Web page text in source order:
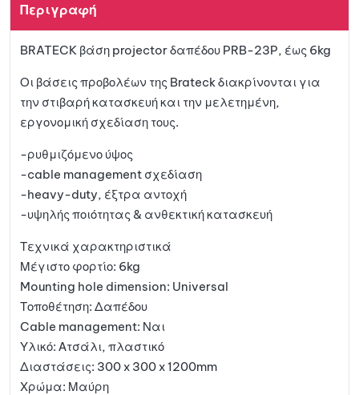
αγαπη
Περιγραφή
BRATECK βάση projector δαπέδου PRB-23P, έως 6kg
Οι βάσεις προβολέων της Brateck διακρίνονται για
την στιβαρή κατασκευή και την μελετημένη,
εργονομική σχεδίαση τους.
-ρυθμιζόμενο ύψος
-cable management σχεδίαση
-heavy-duty, έξτρα αντοχή
-υψηλής ποιότητας & ανθεκτική κατασκευή
Τεχνικά χαρακτηριστικά
Μέγιστο φορτίο: 6kg
Mounting hole dimension: Universal
Τοποθέτηση: Δαπέδου
Cable management: Ναι
Υλικό: Ατσάλι, πλαστικό
Διαστάσεις: 300 x 300 x 1200mm
Χρώμα: Μαύρη